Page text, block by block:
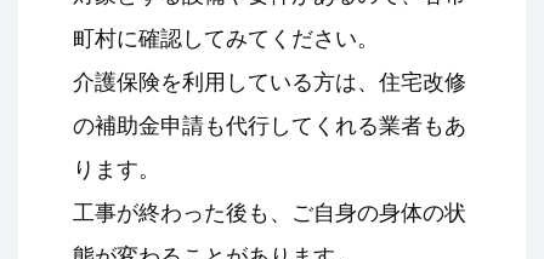
町村に確認してみてください。
介護保険を利用している方は、住宅改修
の補助金申請も代行してくれる業者もあ
ります。
工事が終わった後も、ご自身の身体の状